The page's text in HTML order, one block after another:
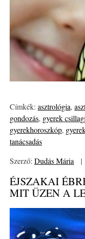
Címkék: asztrológia,
gondozás, gyerek
gyerekhoroszkóp,
tanácsadás
Szerző: Dudás Mária |
ÉJSZAKAI
MIT ÜZEN A